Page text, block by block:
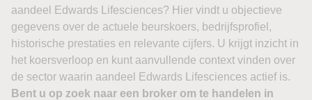
aandeel Edwards Lifesciences? Hier vindt u objectieve
gegevens over de actuele beurskoers, bedrijfsprofiel,
historische prestaties en relevante cijfers. U krijgt inzicht in
het koersverloop en kunt aanvullende context vinden over
de sector waarin aandeel Edwards Lifesciences actief is.
Bent u op zoek naar een broker om te handelen in